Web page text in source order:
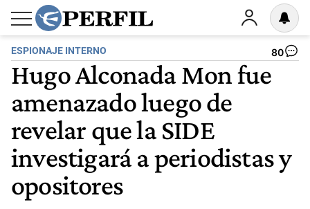
ESPIONAJE INTERNO 80
Hugo Alconada Mon fue
amenazado luego de
revelar que la SIDE
investigará a periodistas y
opositores